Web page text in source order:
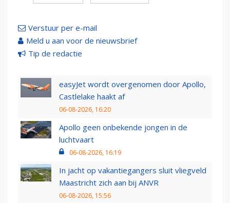
Verstuur per e-mail
Meld u aan voor de nieuwsbrief
Tip de redactie
easyJet wordt overgenomen door Apollo,
Castlelake haakt af
06-08-2026, 16:20
Apollo geen onbekende jongen in de
luchtvaart
06-08-2026, 16:19
In jacht op vakantiegangers sluit vliegveld
Maastricht zich aan bij ANVR
06-08-2026, 15:56